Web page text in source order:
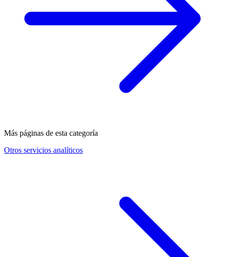
Más páginas de esta categoría
Otros servicios analíticos